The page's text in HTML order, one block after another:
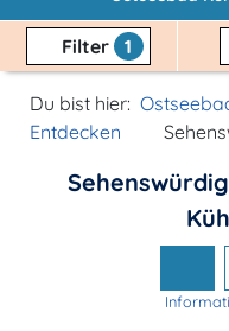
Filter 1
Du bist hier:
Entdecken